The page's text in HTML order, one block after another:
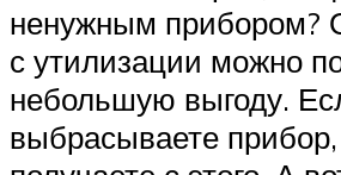
ненужным прибором?
с утилизации можно
небольшую выгоду.
выбрасываете прибор,